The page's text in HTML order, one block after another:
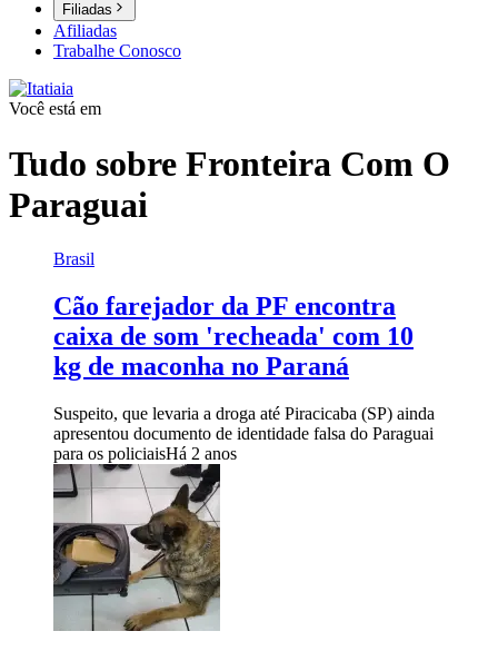
Filiadas
Afiliadas
Trabalhe Conosco
Você está em
Tudo sobre Fronteira Com O
Paraguai
Brasil
Cão farejador da PF encontra
caixa de som 'recheada' com 10
kg de maconha no Paraná
Suspeito, que levaria a droga até Piracicaba (SP) ainda
apresentou documento de identidade falsa do Paraguai
para os policiaisHá 2 anos